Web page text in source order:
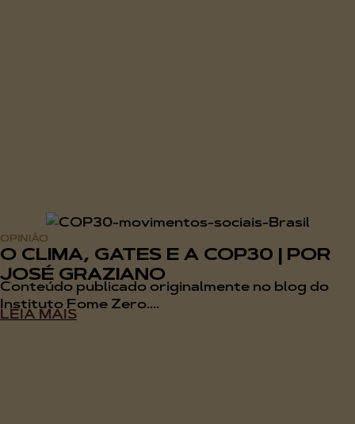
OPINIÃO
O CLIMA, GATES E A COP30 | POR
JOSÉ GRAZIANO
Conteúdo publicado originalmente no blog do
Instituto Fome Zero....
LEIA MAIS